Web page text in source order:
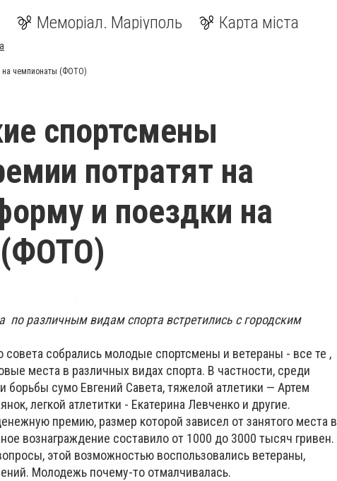
Меморіал. Маріуполь Карта міста
на чемпионаты (ФОТО)
спортсмены
потратят на
и поездки на
различным видам спорта встретились с городским
совета собрались молодые спортсмены и ветераны - все те ,
места в различных видах спорта. В частности, среди
борьбы сумо Евгений Савета, тяжелой атлетики — Артем
легкой атлетитки - Екатерина Левченко и другие.
премию, размер которой зависел от занятого места в
вознаграждение составило от 1000 до 3000 тысяч гривен.
этой возможностью воспользовались ветераны,
Молодежь почему-то отмалчивалась.